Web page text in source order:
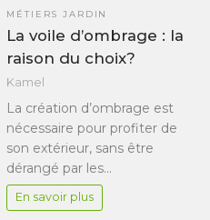
MÉTIERS JARDIN
La voile d’ombrage : la
raison du choix?
Kamel
La création d’ombrage est
nécessaire pour profiter de
son extérieur, sans être
dérangé par les…
En savoir plus